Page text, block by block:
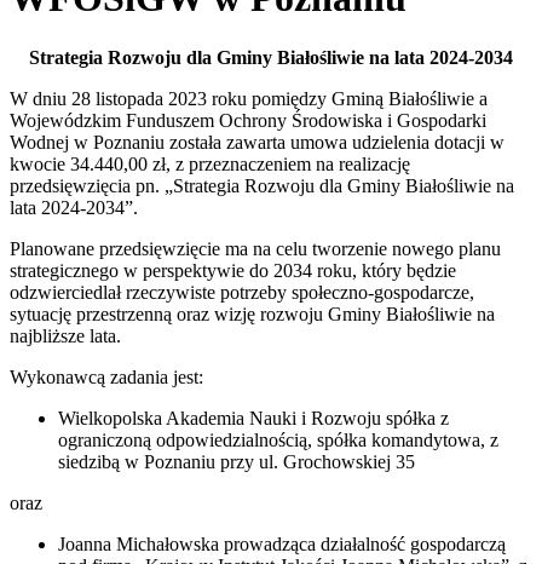
Strategia Rozwoju dla Gminy Białośliwie na lata 2024-2034
W dniu 28 listopada 2023 roku pomiędzy Gminą Białośliwie a
Wojewódzkim Funduszem Ochrony Środowiska i Gospodarki
Wodnej w Poznaniu została zawarta umowa udzielenia dotacji w
kwocie 34.440,00 zł, z przeznaczeniem na realizację
przedsięwzięcia pn. „Strategia Rozwoju dla Gminy Białośliwie na
lata 2024-2034”.
Planowane przedsięwzięcie ma na celu tworzenie nowego planu
strategicznego w perspektywie do 2034 roku, który będzie
odzwierciedlał rzeczywiste potrzeby społeczno-gospodarcze,
sytuację przestrzenną oraz wizję rozwoju Gminy Białośliwie na
najbliższe lata.
Wykonawcą zadania jest:
Wielkopolska Akademia Nauki i Rozwoju spółka z
ograniczoną odpowiedzialnością, spółka komandytowa, z
siedzibą w Poznaniu przy ul. Grochowskiej 35
oraz
Joanna Michałowska prowadząca działalność gospodarczą